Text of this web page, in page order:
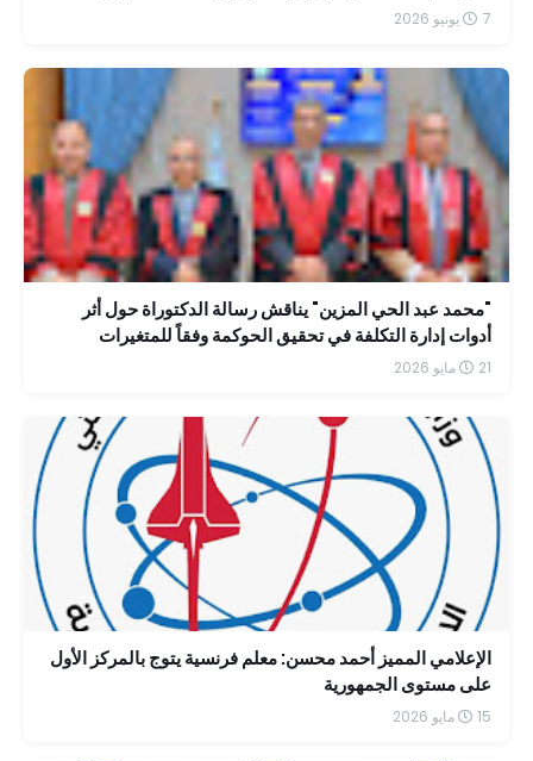
7 يونيو 2026
"محمد عبد الحي المزين" يناقش رسالة الدكتوراة حول أثر
أدوات إدارة التكلفة في تحقيق الحوكمة وفقاً للمتغيرات
الضريبية الحديثة
21 مايو 2026
الإعلامي المميز أحمد محسن: معلم فرنسية يتوج بالمركز الأول
على مستوى الجمهورية
15 مايو 2026